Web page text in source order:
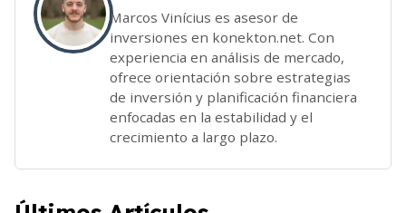
Marcos Vinícius es asesor de
inversiones en konekton.net. Con
experiencia en análisis de mercado,
ofrece orientación sobre estrategias
de inversión y planificación financiera
enfocadas en la estabilidad y el
crecimiento a largo plazo.